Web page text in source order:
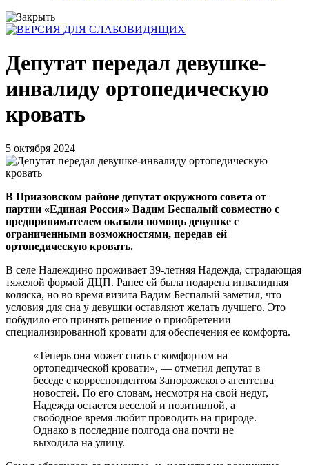
Депутат передал девушке-
инвалиду ортопедическую
кровать
5 октября 2024
В Приазовском районе депутат окружного совета от
партии «Единая Россия» Вадим Беспалый совместно с
предпринимателем оказали помощь девушке с
ограниченными возможностями, передав ей
ортопедическую кровать.
В селе Надеждино проживает 39-летняя Надежда, страдающая
тяжелой формой ДЦП. Ранее ей была подарена инвалидная
коляска, но во время визита Вадим Беспалый заметил, что
условия для сна у девушки оставляют желать лучшего. Это
побудило его принять решение о приобретении
специализированной кровати для обеспечения ее комфорта.
«Теперь она может спать с комфортом на
ортопедической кровати», — отметил депутат в
беседе с корреспондентом Запорожского агентства
новостей. По его словам, несмотря на свой недуг,
Надежда остается веселой и позитивной, а
свободное время любит проводить на природе.
Однако в последние полгода она почти не
выходила на улицу.